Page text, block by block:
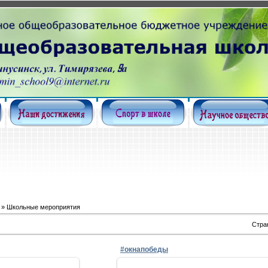
» Школьные мероприятия
#окнапобеды